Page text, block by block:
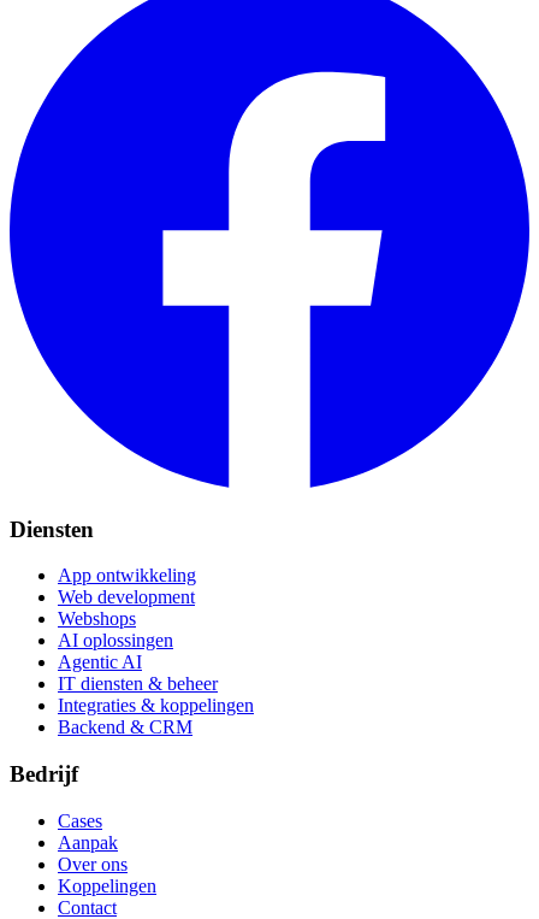
Diensten
App ontwikkeling
Web development
Webshops
AI oplossingen
Agentic AI
IT diensten & beheer
Integraties & koppelingen
Backend & CRM
Bedrijf
Cases
Aanpak
Over ons
Koppelingen
Contact